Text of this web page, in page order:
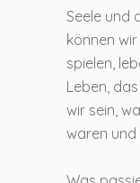
Seele und
können
spielen,
Leben,
wir sein,
waren und